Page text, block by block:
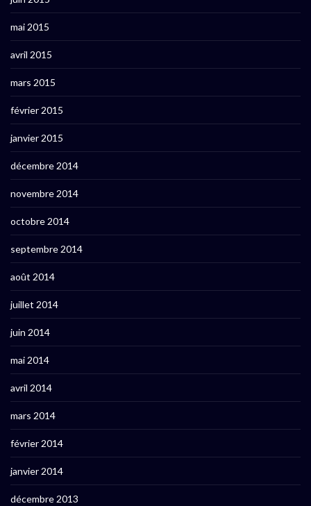
mai 2015
avril 2015
mars 2015
février 2015
janvier 2015
décembre 2014
novembre 2014
octobre 2014
septembre 2014
août 2014
juillet 2014
juin 2014
mai 2014
avril 2014
mars 2014
février 2014
janvier 2014
décembre 2013